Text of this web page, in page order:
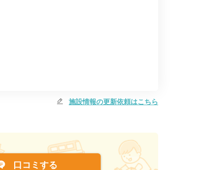
施設情報の更新依頼はこちら
口コミする